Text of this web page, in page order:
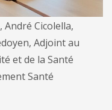
Cicolella,
Adjoint au
et de la Santé
Santé